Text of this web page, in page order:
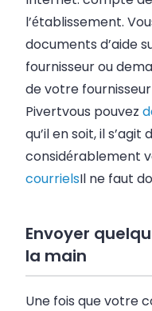
l’établissement.
documents d’aide
fournisseur ou
de votre fournisseur
Pivertvous pouvez
qu’il en soit, il
considérablement
courrielsIl ne faut
Envoyer
la main
Une fois que votre